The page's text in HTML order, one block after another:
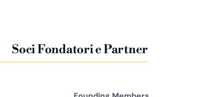
Soci Fondatori e Partner